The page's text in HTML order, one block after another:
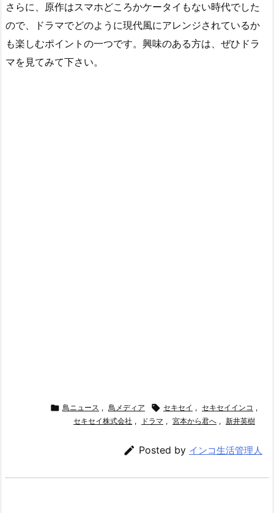
さらに、原作はスマホどころかケータイもない時代でした
ので、ドラマでどのように現代風にアレンジされているか
も楽しむポイントの一つです。興味のある方は、ぜひドラ
マを見てみて下さい。
 鳥ニュース , 鳥メディア  セキセイ , セキセイインコ ,
セキセイ株式会社 , ドラマ , 宮本から君へ , 新井英樹
 Posted by インコ生活管理人